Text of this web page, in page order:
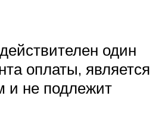
один
оплаты, является
и не подлежит